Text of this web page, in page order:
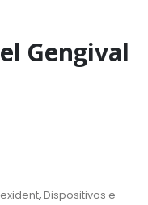
Gengival
,Dispositivos e